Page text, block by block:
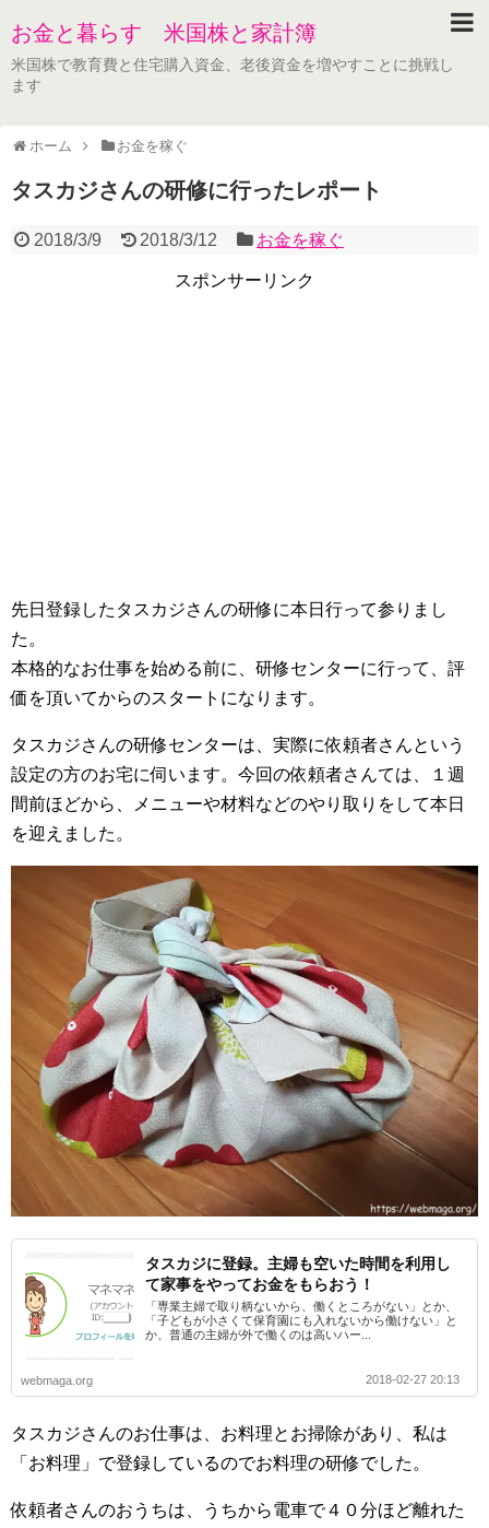
お金と暮らす 米国株と家計簿
米国株で教育費と住宅購入資金、老後資金を増やすことに挑戦し
ます
ホーム お金を稼ぐ
タスカジさんの研修に行ったレポート
2018/3/9 2018/3/12 お金を稼ぐ
スポンサーリンク
先日登録したタスカジさんの研修に本日行って参りまし
た。
本格的なお仕事を始める前に、研修センターに行って、評
価を頂いてからのスタートになります。
タスカジさんの研修センターは、実際に依頼者さんという
設定の方のお宅に伺います。今回の依頼者さんては、１週
間前ほどから、メニューや材料などのやり取りをして本日
を迎えました。
タスカジに登録。主婦も空いた時間を利用し
て家事をやってお金をもらおう！
「専業主婦で取り柄ないから、働くところがない」とか、
「子どもが小さくて保育園にも入れないから働けない」と
か、普通の主婦が外で働くのは高いハー...
webmaga.org 2018-02-27 20:13
タスカジさんのお仕事は、お料理とお掃除があり、私は
「お料理」で登録しているのでお料理の研修でした。
依頼者さんのおうちは、うちから電車で４０分ほど離れた